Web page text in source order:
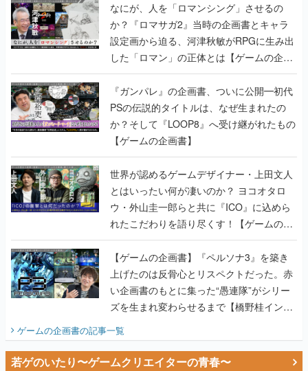
なにが、人を「ロマンシング」させるの
か？『ロマサガ2』当時の企画書とキャラ
設定画から迫る、河津秋敏がRPGに生み出
した「ロマン」の正体とは【ゲームの企画
書】
『ガンパレ』の企画書、ついに公開━初代
PSの伝説的タイトルは、なぜ生まれたの
か？そして『LOOP8』へ受け継がれたもの
【ゲームの企画書】
世界が認めるゲームデザイナー・上田文人
とはいったい何が凄いのか？ ヨコオタロ
ウ・外山圭一郎らと共に『ICO』に込めら
れたこだわりを語り尽くす！【ゲームの企
画書】
【ゲームの企画書】『ペルソナ3』を築き
上げたのは反骨心とリスペクトだった。赤
い企画書のもとに集った“愚連隊”がシリー
ズを生まれ変わらせるまで【橋野桂インタ
ビュー】
ゲームの企画書の記事一覧
若ゲのいたり〜ゲームクリエイターの青春〜